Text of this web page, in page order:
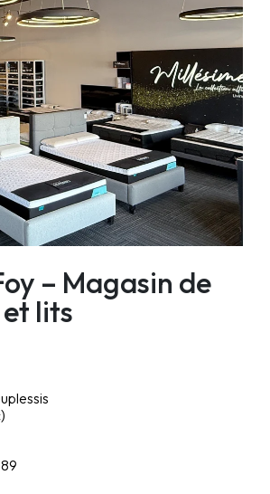
– Magasin de
lits